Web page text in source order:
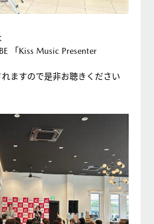
「Kiss Music Presenter
ますので是非お聴きください